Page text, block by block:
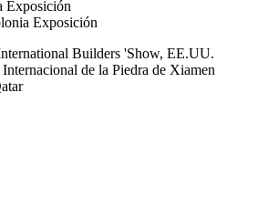
Exposición
Exposición
Builders 'Show, EE.UU.
de la Piedra de Xiamen